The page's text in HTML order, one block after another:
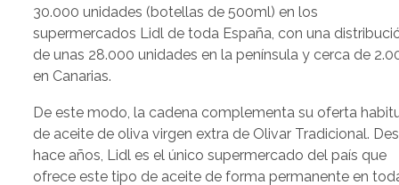
30.000 unidades (botellas de 500ml) en los
supermercados Lidl de toda España, con una
de unas 28.000 unidades en la península y cerca de
en Canarias.
De este modo, la cadena complementa su oferta
de aceite de oliva virgen extra de Olivar Tradicional.
hace años, Lidl es el único supermercado del país que
ofrece este tipo de aceite de forma permanente en